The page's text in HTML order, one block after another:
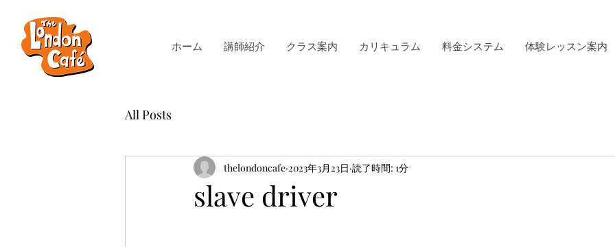
ホーム 講師紹介 クラス案内 カリキュラム 料金システム 体験レッスン案内
All Posts
slave driver
thelondoncafe 2023年3月23日 読了時間: 1分